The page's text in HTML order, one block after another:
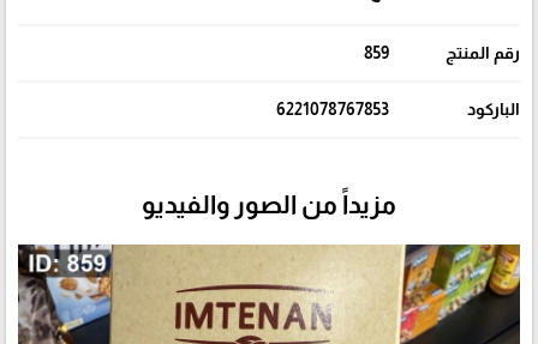
رقم المنتج 859
الباركود 6221078767853
مزيداً من الصور والفيديو